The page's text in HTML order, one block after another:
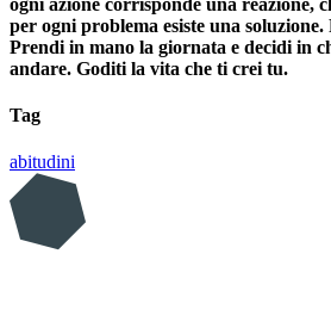
per ogni problema esiste una soluzione.
Prendi in mano la giornata e decidi in
andare. Goditi la vita che ti crei tu.
Tag
abitudini